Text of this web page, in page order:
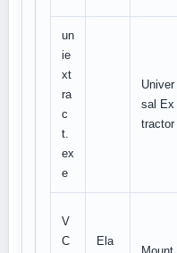
un
ie
xt
ra
c
t.
ex
e
Univer
sal Ex
tractor
V
C
Ela